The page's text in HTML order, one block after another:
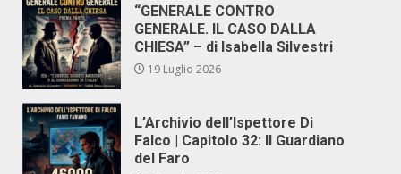
“GENERALE CONTRO
GENERALE. IL CASO DALLA
CHIESA” – di Isabella Silvestri
19 Luglio 2026
L’Archivio dell’Ispettore Di
Falco | Capitolo 32: Il Guardiano
del Faro